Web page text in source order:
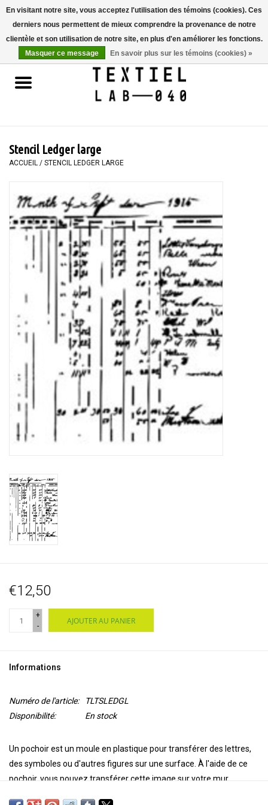
Accueil
LIVRES
PEINTURE
WORKSHOPS
SPECIALS
OUTILS
Blog
Stencil Ledger large
ACCUEIL / STENCIL LEDGER LARGE
€12,50
+
-
AJOUTER AU PANIER
Informations
Numéro de l'article:
TLTSLEDGL
Disponibilité:
En stock
Un pochoir est un moule en plastique pour transférer des lettres,
des symboles ou d'autres figures sur une surface. À l'aide de ce
pochoir, vous pouvez transférer cette image sur votre mur,
En visitant notre site, vous acceptez l'utilisation des témoins (cookies). Ces
derniers nous permettent de mieux comprendre la provenance de notre
clientèle et son utilisation de notre site, en plus d'en améliorer les fonctions.
Masquer ce message
En savoir plus sur les témoins (cookies) »